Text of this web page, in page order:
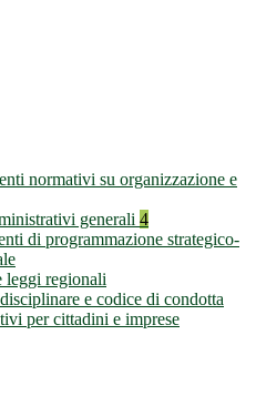
normativi su organizzazione e
generali 4
di programmazione strategico-
leggi regionali
e codice di condotta
per cittadini e imprese